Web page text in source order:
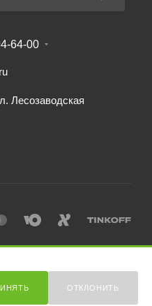
64-00
Лесозаводская
ОТКЛОНИТЬ